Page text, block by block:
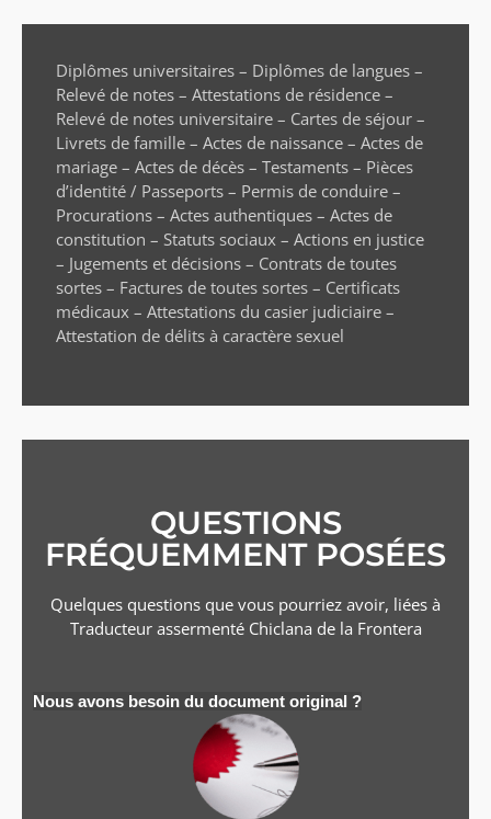
Diplômes universitaires – Diplômes de langues –
Relevé de notes – Attestations de résidence –
Relevé de notes universitaire – Cartes de séjour –
Livrets de famille – Actes de naissance – Actes de
mariage – Actes de décès – Testaments – Pièces
d’identité / Passeports – Permis de conduire –
Procurations – Actes authentiques – Actes de
constitution – Statuts sociaux – Actions en justice
– Jugements et décisions – Contrats de toutes
sortes – Factures de toutes sortes – Certificats
médicaux – Attestations du casier judiciaire –
Attestation de délits à caractère sexuel
QUESTIONS
FRÉQUEMMENT POSÉES
Quelques questions que vous pourriez avoir, liées à
Traducteur assermenté Chiclana de la Frontera
Nous avons besoin du document original ?